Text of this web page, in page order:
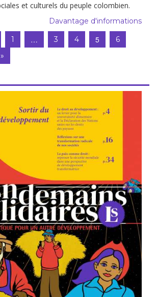
et culturels du peuple colombien.
Davantage d'informations
1 … 3 4 5
6